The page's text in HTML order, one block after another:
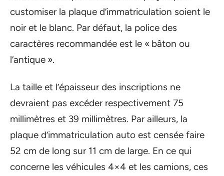
customiser la plaque d’immatriculation soient le
noir et le blanc. Par défaut, la police des
caractères recommandée est le « bâton ou
l’antique ».
La taille et l’épaisseur des inscriptions ne
devraient pas excéder respectivement 75
millimètres et 39 millimètres. Par ailleurs, la
plaque d’immatriculation auto est censée faire
52 cm de long sur 11 cm de large. En ce qui
concerne les véhicules 4×4 et les camions, ces